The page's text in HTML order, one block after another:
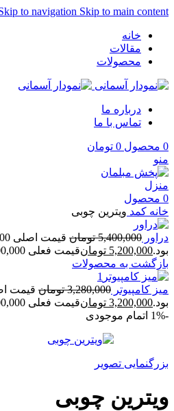
to navigation Skip to main content
خانه
مقالات
محصولات
درباره ما
تماس با ما
0 محصول 0 تومان
منو
0 محصول
خانه کمد ویترین چوبی
دراور 5,400,000 تومان
بود.5,200,000 تومانقیمت فعلی 5,200,000 تومان است.
بازگشت به محصولات
میز کامپیوتر 3,280,000 تومان
بود.3,200,000 تومانقیمت فعلی 3,200,000 تومان است.
-1%
اتمام موجودی
بزرگنمایی تصویر
ویترین چوبی